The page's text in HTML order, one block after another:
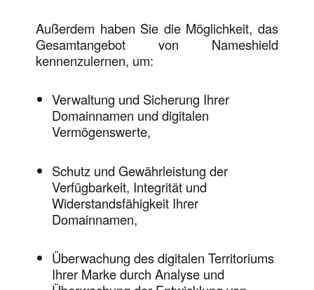
Außerdem haben Sie die Möglichkeit, das
Gesamtangebot von Nameshield
kennenzulernen, um:
Verwaltung und Sicherung Ihrer
Domainnamen und digitalen
Vermögenswerte,
Schutz und Gewährleistung der
Verfügbarkeit, Integrität und
Widerstandsfähigkeit Ihrer
Domainnamen,
Überwachung des digitalen Territoriums
Ihrer Marke durch Analyse und